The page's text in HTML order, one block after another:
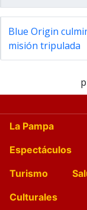
Blue Origin
misión tripulada
La Pampa
Espectáculos
Turismo
Culturales